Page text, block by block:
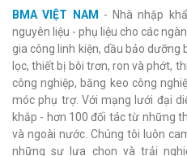
BMA VIỆT NAM
- Nhà nhập
nguyên liệu - phụ liệu cho các
gia công linh kiện, dầu bảo
lọc, thiết bị bôi trơn, ron và phớt,
công nghiệp, băng keo công
móc phụ trợ. Với mạng lưới đại
khắp - hơn 100 đối tác từ những
và ngoài nước. Chúng tôi luôn
những sự lựa chọn và trải